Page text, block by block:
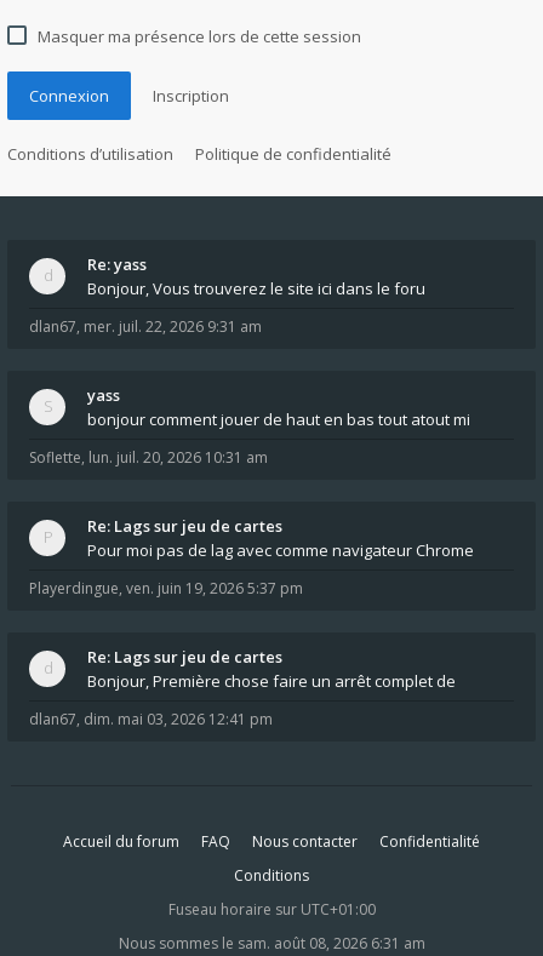
Masquer ma présence lors de cette session
Connexion Inscription
Conditions d’utilisation Politique de confidentialité
Re: yass
Bonjour, Vous trouverez le site ici dans le foru
dlan67, mer. juil. 22, 2026 9:31 am
yass
bonjour comment jouer de haut en bas tout atout mi
Soflette, lun. juil. 20, 2026 10:31 am
Re: Lags sur jeu de cartes
Pour moi pas de lag avec comme navigateur Chrome
Playerdingue, ven. juin 19, 2026 5:37 pm
Re: Lags sur jeu de cartes
Bonjour, Première chose faire un arrêt complet de
dlan67, dim. mai 03, 2026 12:41 pm
Accueil du forum FAQ Nous contacter
Confidentialité
Conditions
Fuseau horaire sur UTC+01:00
Nous sommes le sam. août 08, 2026 6:31 am